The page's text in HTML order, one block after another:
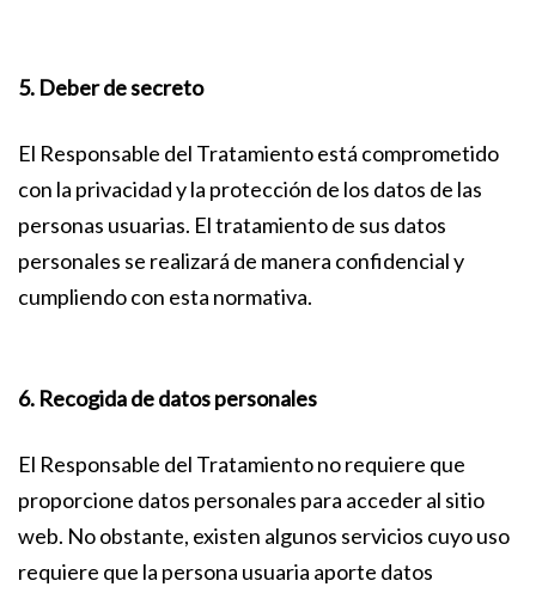
5. Deber de secreto
El Responsable del Tratamiento está comprometido
con la privacidad y la protección de los datos de las
personas usuarias. El tratamiento de sus datos
personales se realizará de manera confidencial y
cumpliendo con esta normativa.
6. Recogida de datos personales
El Responsable del Tratamiento no requiere que
proporcione datos personales para acceder al sitio
web. No obstante, existen algunos servicios cuyo uso
requiere que la persona usuaria aporte datos